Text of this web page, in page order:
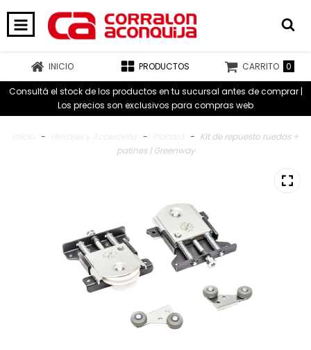
INICIO PRODUCTOS CARRITO 0
Consultá el stock de los productos en tu sucursal antes de comprar |
Los precios son exclusivos para compras web
- - - Kit de repuesto ruedas +
patines | Greenway